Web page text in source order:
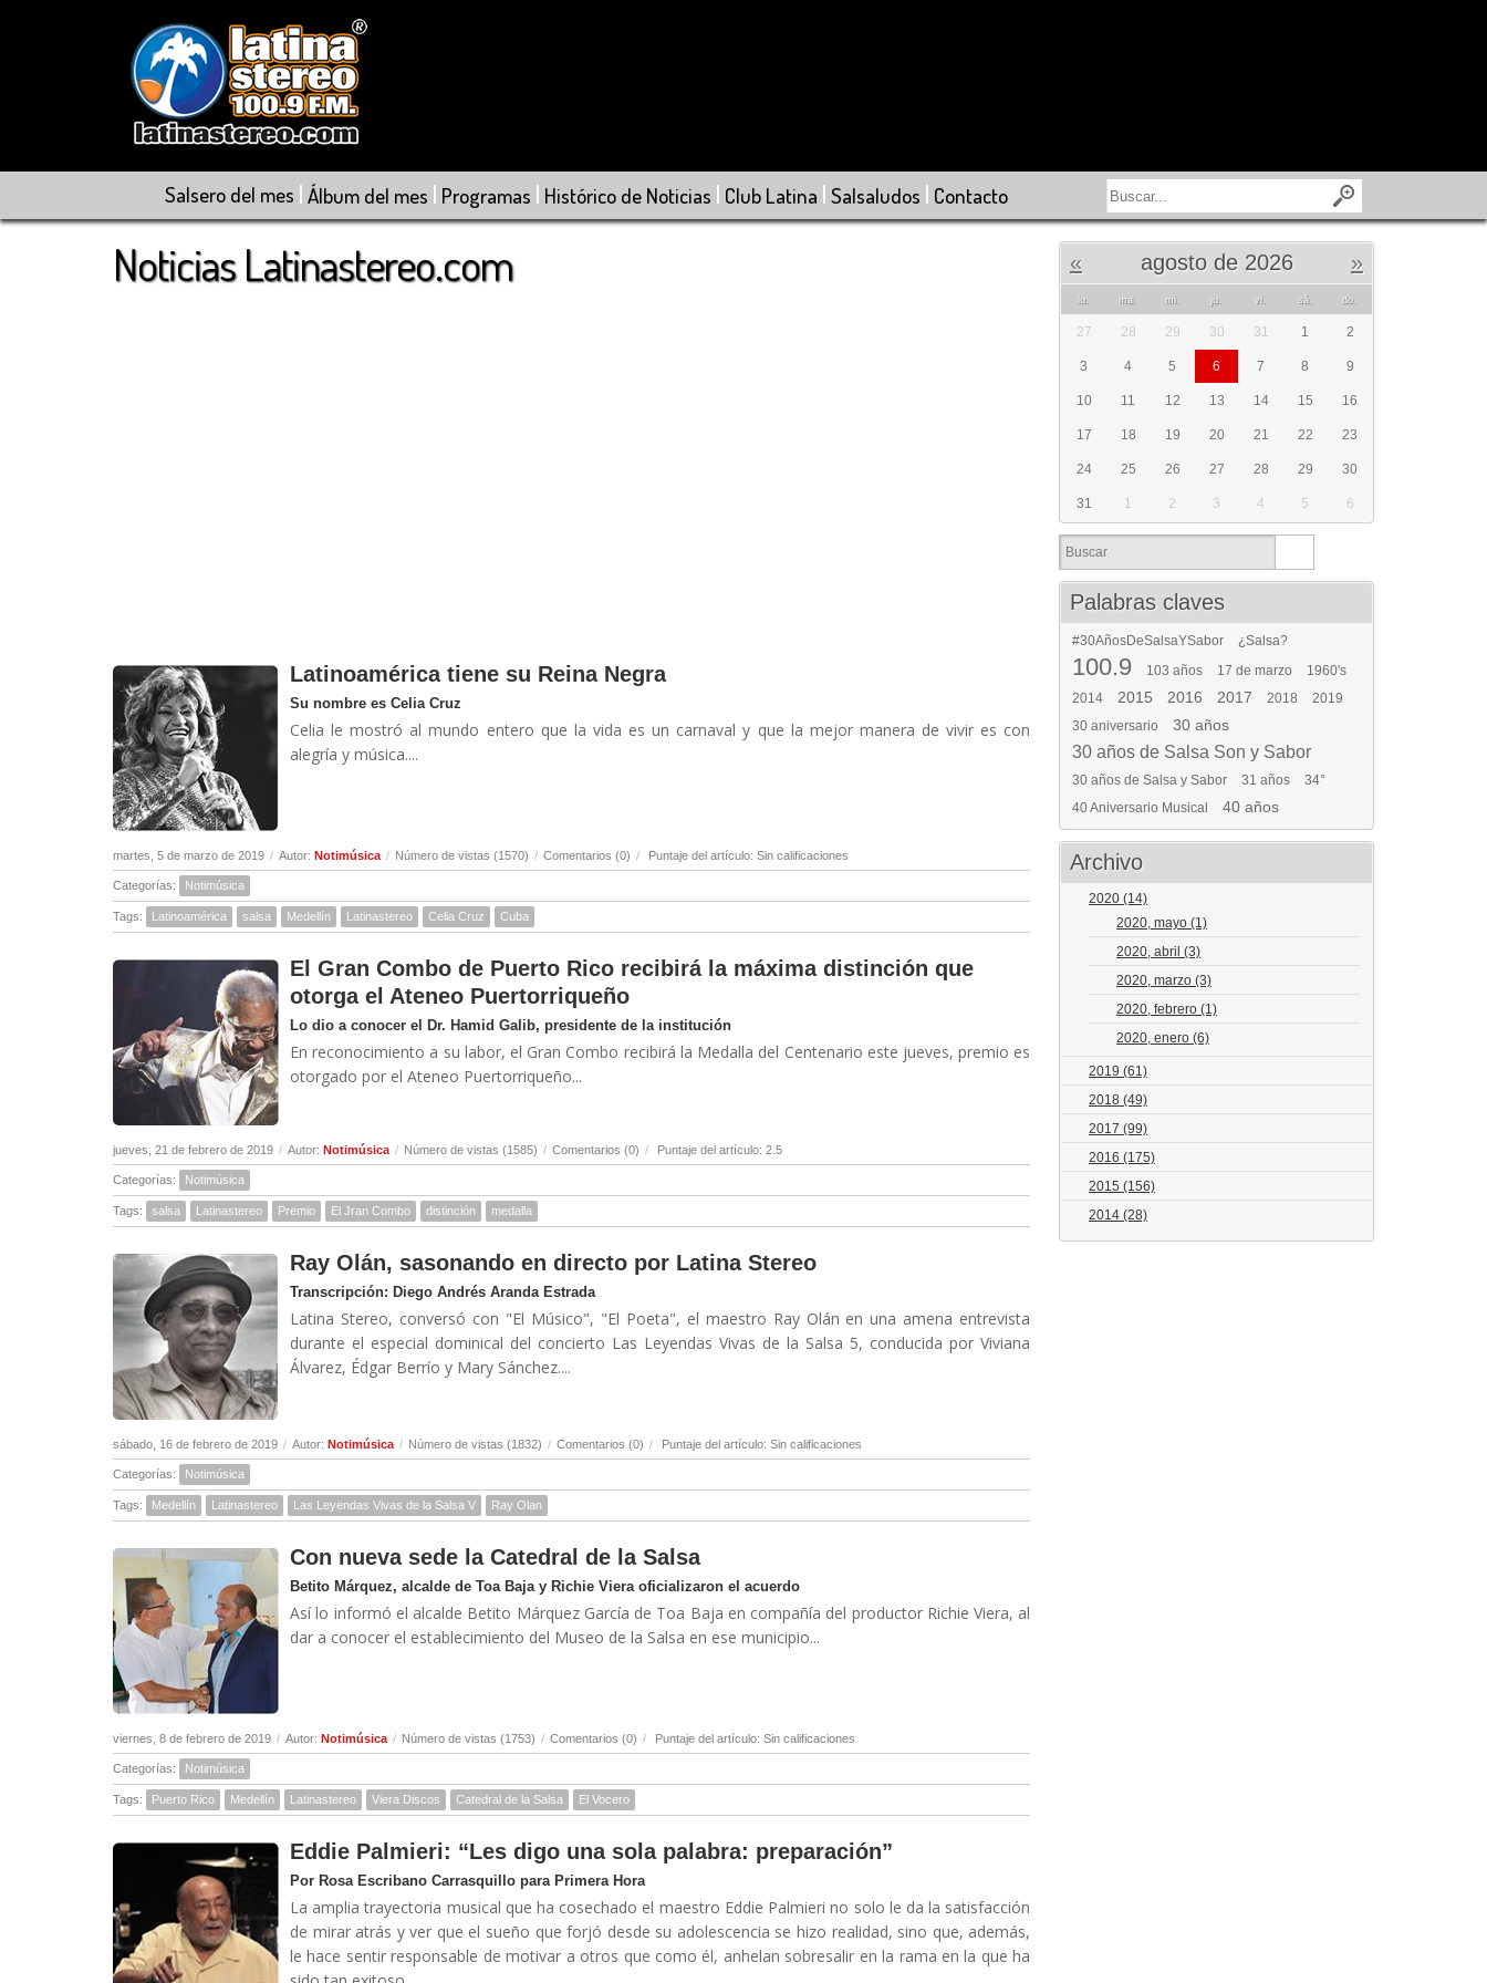
Salsero del mes | Álbum del mes | Programas | Histórico de Noticias | Club Latina | Salsaludos | Contacto
Noticias Latinastereo.com
Latinoamérica tiene su Reina Negra
Su nombre es Celia Cruz
Celia le mostró al mundo entero que la vida es un carnaval y que la mejor manera de vivir es con
alegría y música....
martes, 5 de marzo de 2019 / Autor: Notimúsica / Número de vistas (1570) / Comentarios (0) / Puntaje del artículo: Sin calificaciones
Categorías: Notimúsica
Tags: Latinoamérica salsa Medellín Latinastereo Celia Cruz Cuba
El Gran Combo de Puerto Rico recibirá la máxima distinción que
otorga el Ateneo Puertorriqueño
Lo dio a conocer el Dr. Hamid Galib, presidente de la institución
En reconocimiento a su labor, el Gran Combo recibirá la Medalla del Centenario este jueves, premio es
otorgado por el Ateneo Puertorriqueño...
jueves, 21 de febrero de 2019 / Autor: Notimúsica / Número de vistas (1585) / Comentarios (0) / Puntaje del artículo: 2.5
Categorías: Notimúsica
Tags: salsa Latinastereo Premio El Jran Combo distinción medalla
Ray Olán, sasonando en directo por Latina Stereo
Transcripción: Diego Andrés Aranda Estrada
Latina Stereo, conversó con "El Músico", "El Poeta", el maestro Ray Olán en una amena entrevista
durante el especial dominical del concierto Las Leyendas Vivas de la Salsa 5, conducida por Viviana
Álvarez, Édgar Berrío y Mary Sánchez....
sábado, 16 de febrero de 2019 / Autor: Notimúsica / Número de vistas (1832) / Comentarios (0) / Puntaje del artículo: Sin calificaciones
Categorías: Notimúsica
Tags: Medellín Latinastereo Las Leyendas Vivas de la Salsa V Ray Olan
Con nueva sede la Catedral de la Salsa
Betito Márquez, alcalde de Toa Baja y Richie Viera oficializaron el acuerdo
Así lo informó el alcalde Betito Márquez García de Toa Baja en compañía del productor Richie Viera, al
dar a conocer el establecimiento del Museo de la Salsa en ese municipio...
viernes, 8 de febrero de 2019 / Autor: Notimúsica / Número de vistas (1753) / Comentarios (0) / Puntaje del artículo: Sin calificaciones
Categorías: Notimúsica
Tags: Puerto Rico Medellín Latinastereo Viera Discos Catedral de la Salsa El Vocero
Eddie Palmieri: “Les digo una sola palabra: preparación”
Por Rosa Escribano Carrasquillo para Primera Hora
La amplia trayectoria musical que ha cosechado el maestro Eddie Palmieri no solo le da la satisfacción
de mirar atrás y ver que el sueño que forjó desde su adolescencia se hizo realidad, sino que, además,
le hace sentir responsable de motivar a otros que como él, anhelan sobresalir en la rama en la que ha
« agosto de 2026 »
lu. ma. mi. ju. vi. sá. do.
27 28 29 30 31 1 2
3 4 5 6 7 8 9
10 11 12 13 14 15 16
17 18 19 20 21 22 23
24 25 26 27 28 29 30
31 1 2 3 4 5 6
Palabras claves
#30AñosDeSalsaYSabor ¿Salsa?
100.9 103 años 17 de marzo
1960's
2014
2015 2016 2017 2018
2019
30 aniversario
30 años
30 años de Salsa Son y Sabor
30 años de Salsa y Sabor 31 años
34°
40 Aniversario Musical
40 años
Archivo
2020 (14)
2020, mayo (1)
2020, abril (3)
2020, marzo (3)
2020, febrero (1)
2020, enero (6)
2019 (61)
2018 (49)
2017 (99)
2016 (175)
2015 (156)
2014 (28)